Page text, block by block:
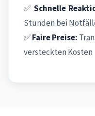
✅ Schnelle
Stunden bei
✅Faire Preise:
versteckten Kosten